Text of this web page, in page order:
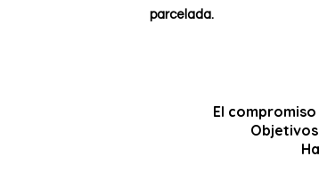
parcelada.
El